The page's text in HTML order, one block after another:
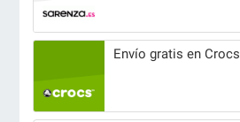
Envío gratis en Crocs